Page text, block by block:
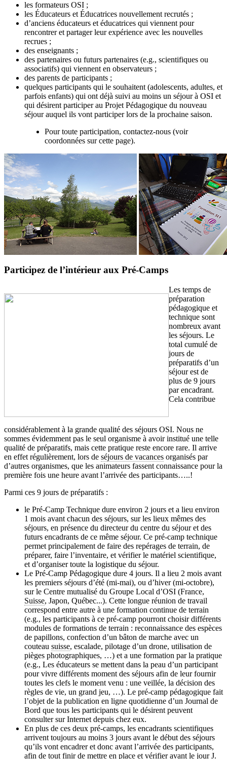
les formateurs OSI ;
les Éducateurs et Éducatrices nouvellement recrutés ;
d’anciens éducateurs et éducatrices qui viennent pour
rencontrer et partager leur expérience avec les nouvelles
recrues ;
des enseignants ;
des partenaires ou futurs partenaires (e.g., scientifiques ou
associatifs) qui viennent en observateurs ;
des parents de participants ;
quelques participants qui le souhaitent (adolescents, adultes, et
parfois enfants) qui ont déjà suivi au moins un séjour à OSI et
qui désirent participer au Projet Pédagogique du nouveau
séjour auquel ils vont participer lors de la prochaine saison.
Pour toute participation, contactez-nous (voir
coordonnées sur cette page).
Participez de l’intérieur aux Pré-Camps
Les temps de
préparation
pédagogique et
technique sont
nombreux avant
les séjours. Le
total cumulé de
jours de
préparatifs d’un
séjour est de
plus de 9 jours
par encadrant.
Cela contribue
considérablement à la grande qualité des séjours OSI. Nous ne
sommes évidemment pas le seul organisme à avoir institué une telle
qualité de préparatifs, mais cette pratique reste encore rare. Il arrive
en effet régulièrement, lors de séjours de vacances organisés par
d’autres organismes, que les animateurs fassent connaissance pour la
première fois une heure avant l’arrivée des participants…..!
Parmi ces 9 jours de préparatifs :
le Pré-Camp Technique dure environ 2 jours et a lieu environ
1 mois avant chacun des séjours, sur les lieux mêmes des
séjours, en présence du directeur du centre du séjour et des
futurs encadrants de ce même séjour. Ce pré-camp technique
permet principalement de faire des repérages de terrain, de
préparer, faire l’inventaire, et vérifier le matériel scientifique,
et d’organiser toute la logistique du séjour.
Le Pré-Camp Pédagogique dure 4 jours. Il a lieu 2 mois avant
les premiers séjours d’été (mi-mai), ou d’hiver (mi-octobre),
sur le Centre mutualisé du Groupe Local d’OSI (France,
Suisse, Japon, Québec...). Cette longue réunion de travail
correspond entre autre à une formation continue de terrain
(e.g., les participants à ce pré-camp pourront choisir différents
modules de formations de terrain : reconnaissance des espèces
de papillons, confection d’un bâton de marche avec un
couteau suisse, escalade, pilotage d’un drone, utilisation de
pièges photographiques, …) et a une formation par la pratique
(e.g., Les éducateurs se mettent dans la peau d’un participant
pour vivre différents moment des séjours afin de leur fournir
toutes les clefs le moment venu : une veillée, la décision des
règles de vie, un grand jeu, …). Le pré-camp pédagogique fait
l’objet de la publication en ligne quotidienne d’un Journal de
Bord que tous les participants qui le désirent peuvent
consulter sur Internet depuis chez eux.
En plus de ces deux pré-camps, les encadrants scientifiques
arrivent toujours au moins 3 jours avant le début des séjours
qu’ils vont encadrer et donc avant l’arrivée des participants,
afin de tout finir de mettre en place et vérifier avant le jour J.